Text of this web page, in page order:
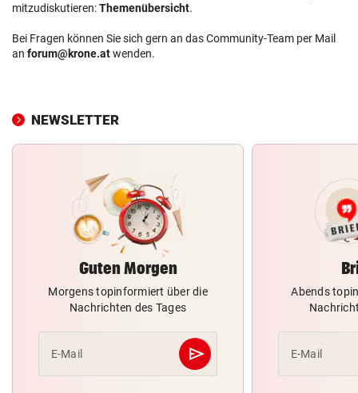
mitzudiskutieren:Themenübersicht.
Bei Fragen können Sie sich gern an das Community-Team per Mail
an forum@krone.atwenden.
NEWSLETTER
Guten Morgen
Morgens topinformiert über die
Nachrichten des Tages
E-Mail send
Abschicken
Abends
E-Mail